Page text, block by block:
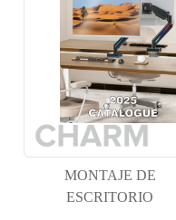
MONTAJE DE
ESCRITORIO